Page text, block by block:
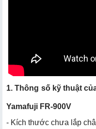
1. Thông số kỹ thuật
Yamafuji FR-900V
- Kích thước chưa lắp